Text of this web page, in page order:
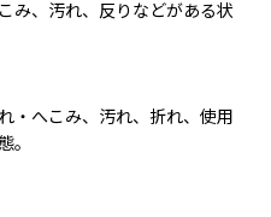
み、汚れ、反りなどがある状
・へこみ、汚れ、折れ、使用
。